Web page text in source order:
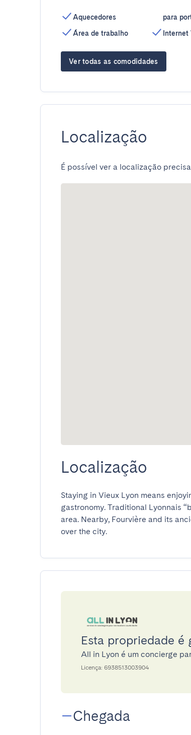
Aquecedores
Área de trabalho
para
Ver todas as comodidades
Localização
É possível ver a localização
Localização
Staying in Vieux Lyon means
gastronomy. Traditional Lyonnais
area. Nearby, Fourvière and its
over the city.
Esta propriedade
All in Lyon é um concierge
Licença: 6938513003904
Chegada